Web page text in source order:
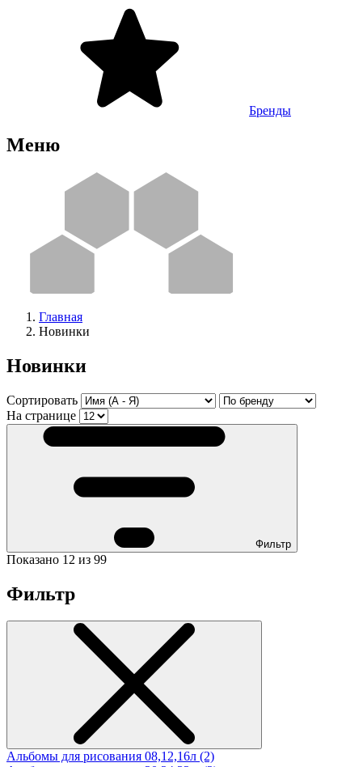
Бренды
Меню
Главная
Новинки
Новинки
Сортировать
На странице
Фильтр
Показано 12 из 99
Фильтр
Альбомы для рисования 08,12,16л (2)